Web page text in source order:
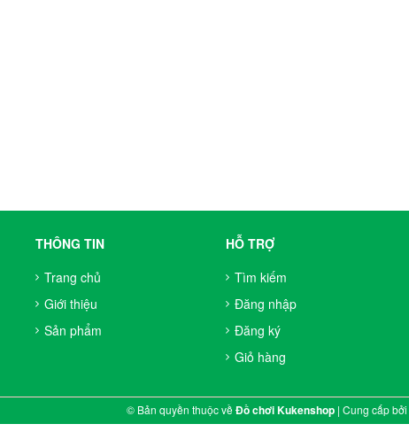
THÔNG TIN
Trang chủ
Giới thiệu
Sản phẩm
HỖ TRỢ
Tìm kiếm
Đăng nhập
Đăng ký
Giỏ hàng
© Bản quyền thuộc vềĐồ chơi Kukenshop| Cung cấp bởi